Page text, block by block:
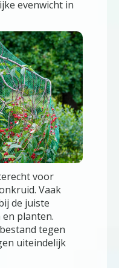
evenwicht in
voor
Vaak
de juiste
planten.
tegen
uiteindelijk